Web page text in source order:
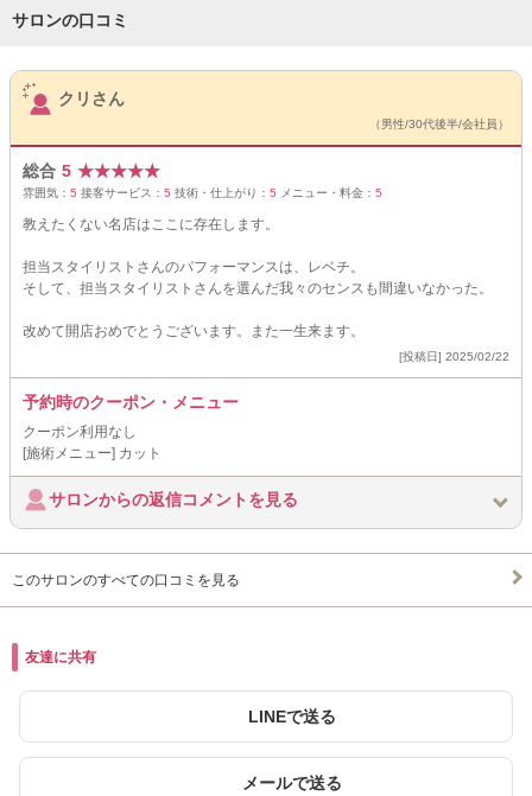
サロンの口コミ
サロンPick Up
クリさん
（男性/30代後半/会社員）
総合 5 ★★★★★
雰囲気： 5 接客サービス： 5 技術・仕上がり： 5 メニュー・料金： 5
教えたくない名店はここに存在します。
担当スタイリストさんのパフォーマンスは、レベチ。
そして、担当スタイリストさんを選んだ我々のセンスも間違いなかった。
改めて開店おめでとうございます。また一生来ます。
[投稿日] 2025/02/22
予約時のクーポン・メニュー
クーポン利用なし
[施術メニュー] カット
サロンからの返信コメントを見る
このサロンのすべての口コミを見る
友達に共有
LINEで送る
メールで送る